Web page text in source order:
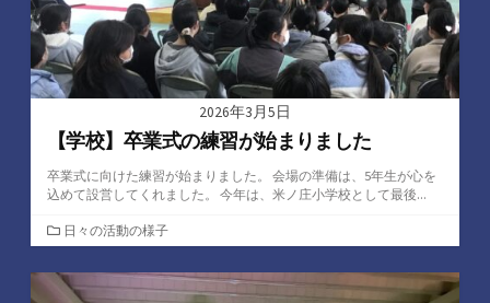
2026年3月5日
【学校】卒業式の練習が始まりました
卒業式に向けた練習が始まりました。 会場の準備は、5年生が心を
込めて設営してくれました。 今年は、米ノ庄小学校として最後...
カ
テ
ゴ
リ
日々の活動の様子